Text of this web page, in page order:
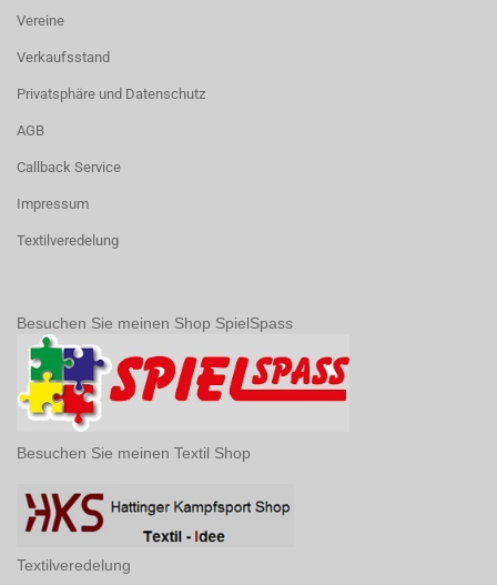
Vereine
Verkaufsstand
Privatsphäre und Datenschutz
AGB
Callback Service
Impressum
Textilveredelung
Besuchen Sie meinen Shop SpielSpass
Besuchen Sie meinen Textil Shop
Textilveredelung